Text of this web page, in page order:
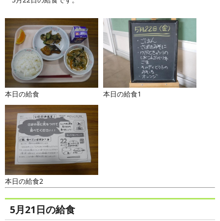
本日の給食 本日の給食1
本日の給食2
5月21日の給食